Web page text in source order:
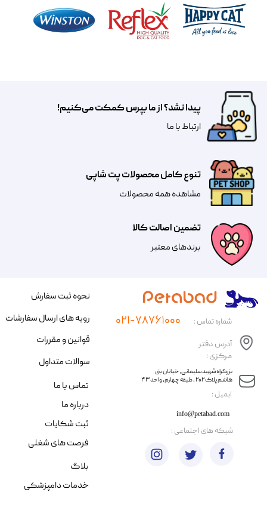
تضمین اصالت کالا
​​برندهای معتبر​​​​​​​
تنوع کامل محصولات پت شاپی
مشاهده همه محصولات
پیدا نشد؟ از ما بپرس کمکت می‌کنیم!
​​​ارتباط با ما
​ایمیل :
آدرس دفتر
مرکزی :
info@petabad.com
​​بزرگراه شهید سلیمانی، خیابان بنی
هاشم پلاک ۲۰۲ ، طبقه چهارم، واحد ۴۳
شماره تماس : ۰۲۱-۷۸۷۶۱۰۰۰
نحوه ثبت سفارش
رویه های ارسال سفارشات
قوانین و مقررات
سوالات متداول
تماس با ما
درباره ما
ثبت شکایات
فرصت های شغلی
​شبکه های اجتماعی :
بلاگ
خدمات دامپزشکی